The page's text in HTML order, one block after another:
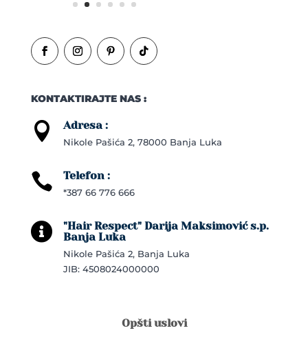
KONTAKTIRAJTE NAS :
 Adresa :
Nikole Pašića 2, 78000 Banja Luka
 Telefon :
*387 66 776 666

"Hair Respect" Darija Maksimović s.p.
Banja Luka
Nikole Pašića 2, Banja Luka
JIB: 4508024000000
Opšti uslovi